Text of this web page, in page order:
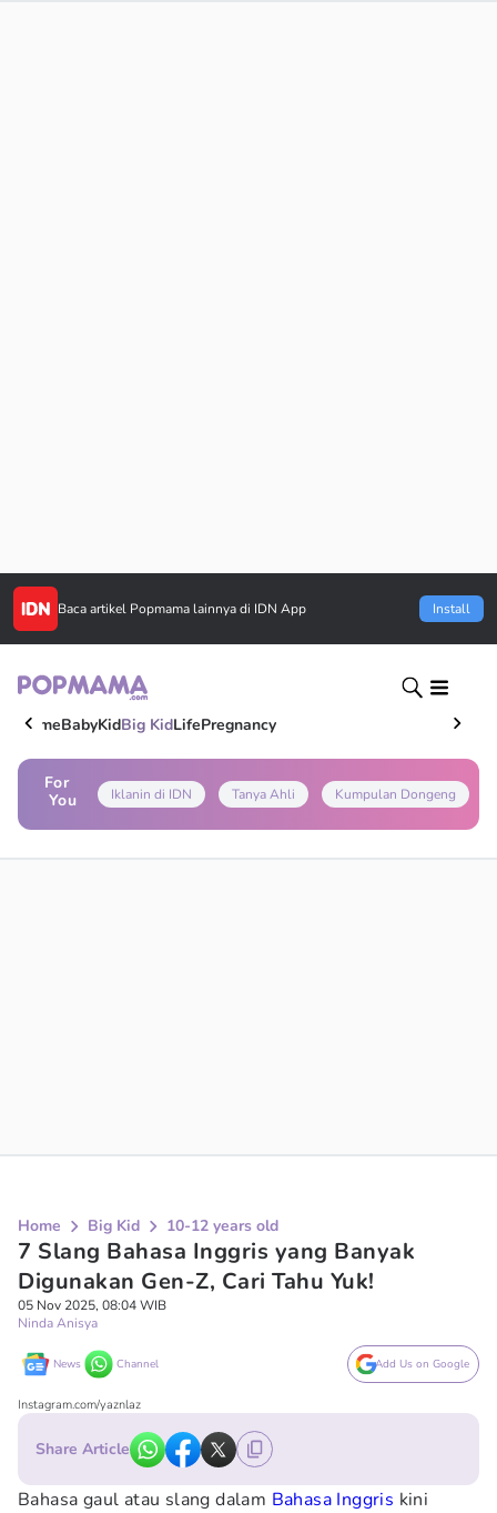
Baca artikel Popmama lainnya di IDN App Install
HomeBabyKidBig KidLifePregnancy
For
You
Iklanin di IDN Tanya Ahli Kumpulan Dongeng
Home Big Kid 10-12 years old
7 Slang Bahasa Inggris yang Banyak
Digunakan Gen-Z, Cari Tahu Yuk!
05 Nov 2025, 08:04 WIB
Ninda Anisya
News Channel Add Us on Google
Instagram.com/yaznlaz
Share Article
Bahasa gaul atau slang dalam Bahasa Inggris kini